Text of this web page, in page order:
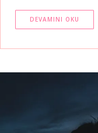
DEVAMINI OKU